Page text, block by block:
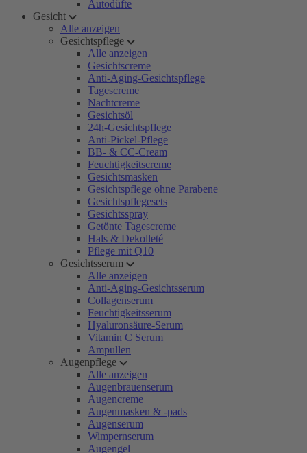
Autodüfte
Gesicht
Alle anzeigen
Gesichtspflege
Alle anzeigen
Gesichtscreme
Anti-Aging-Gesichtspflege
Tagescreme
Nachtcreme
Gesichtsöl
24h-Gesichtspflege
Anti-Pickel-Pflege
BB- & CC-Cream
Feuchtigkeitscreme
Gesichtsmasken
Gesichtspflege ohne Parabene
Gesichtspflegesets
Gesichtsspray
Getönte Tagescreme
Hals & Dekolleté
Pflege mit Q10
Gesichtsserum
Alle anzeigen
Anti-Aging-Gesichtsserum
Collagenserum
Feuchtigkeitsserum
Hyaluronsäure-Serum
Vitamin C Serum
Ampullen
Augenpflege
Alle anzeigen
Augenbrauenserum
Augencreme
Augenmasken & -pads
Augenserum
Wimpernserum
Augengel